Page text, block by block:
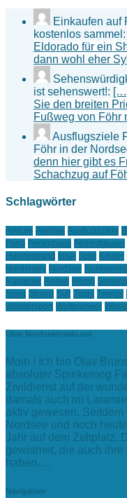
Einkaufen auf
kostenlos sammel:
Eldorado für ein
dann wohl eher
ist sehenswert!:
Sie den breiten
Fußweg von Föhr
Ausflugsziele
Föhr in der
denn hier gibt es
Schachzug auf
Schlagwörter
Amrum Anreise Ausflugsziele
Fanö Ferienhaus Ferienhäuser
Hundestrand Insel Juist KInder
Norderney Nordsee
Ratgeber Reiten Romö
Sport Strand Sylt Tipps Trends
Wassersport Wattenmeer
Über Nordseeinseln.net
Moin ! Ich bin Olav
absoluter Spiekeroog
Zivildienst auf der
damals auch im
aktiv gewesen. Seitdem
Nordsee und noch
Jahr auf dem Zeltplatz.
gewidmet, die auch
haben….
Navigation